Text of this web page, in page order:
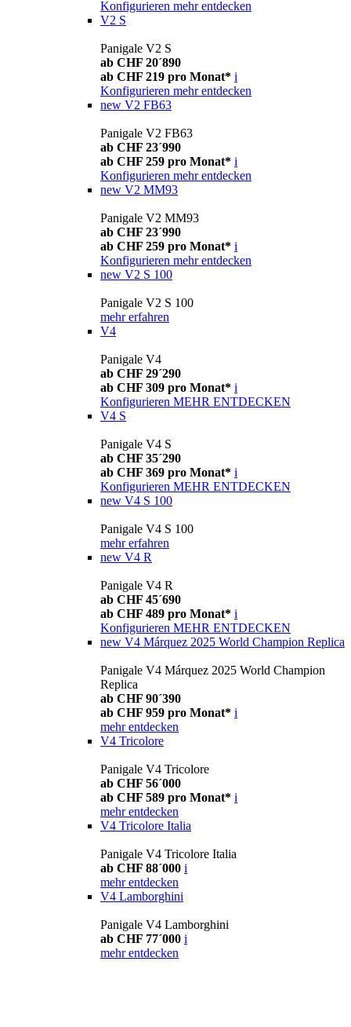
Konfigurieren mehr entdecken
V2 S
Panigale V2 S
ab CHF 20´890
ab CHF 219 pro Monat* i
Konfigurieren mehr entdecken
new V2 FB63
Panigale V2 FB63
ab CHF 23´990
ab CHF 259 pro Monat* i
Konfigurieren mehr entdecken
new V2 MM93
Panigale V2 MM93
ab CHF 23´990
ab CHF 259 pro Monat* i
Konfigurieren mehr entdecken
new V2 S 100
Panigale V2 S 100
mehr erfahren
V4
Panigale V4
ab CHF 29´290
ab CHF 309 pro Monat* i
Konfigurieren MEHR ENTDECKEN
V4 S
Panigale V4 S
ab CHF 35´290
ab CHF 369 pro Monat* i
Konfigurieren MEHR ENTDECKEN
new V4 S 100
Panigale V4 S 100
mehr erfahren
new V4 R
Panigale V4 R
ab CHF 45´690
ab CHF 489 pro Monat* i
Konfigurieren MEHR ENTDECKEN
new V4 Márquez 2025 World Champion Replica
Panigale V4 Márquez 2025 World Champion
Replica
ab CHF 90´390
ab CHF 959 pro Monat* i
mehr entdecken
V4 Tricolore
Panigale V4 Tricolore
ab CHF 56´000
ab CHF 589 pro Monat* i
mehr entdecken
V4 Tricolore Italia
Panigale V4 Tricolore Italia
ab CHF 88´000 i
mehr entdecken
V4 Lamborghini
Panigale V4 Lamborghini
ab CHF 77´000 i
mehr entdecken